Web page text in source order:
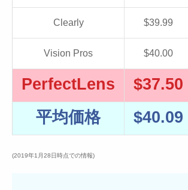
Clearly $39.99
Vision Pros $40.00
PerfectLens $37.50
平均価格
$40.09
(2019年1月28日時点での情報)